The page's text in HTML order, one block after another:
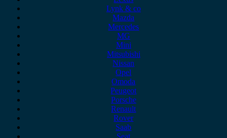
Lynk & co
Mazda
Mercedes
MG
Mini
Mitsubishi
Nissan
Opel
Omoda
Peugeot
Porsche
Renault
Rover
Saab
Seat